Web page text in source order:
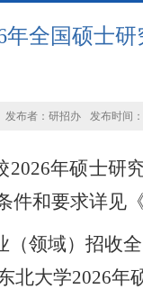
年全国硕士
发布者：研招办 发布时间
2026年硕士研
件和要求详见
（领域）招收
北大学2026年